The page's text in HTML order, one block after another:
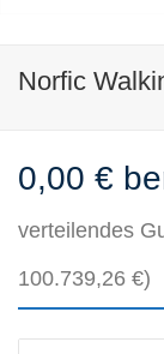
Norfic
0,00 €
verteilendes
100.739,26 €)